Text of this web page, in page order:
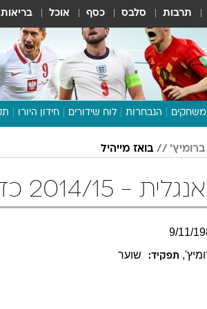
תרבות סלבס כסף אוכל בריאות
משחקים הנבחרות לוח שידורים חידון היורו
ברומיץ' בואז מייהיל
15 כדורגל
9/11/
, תפקיד: שוער